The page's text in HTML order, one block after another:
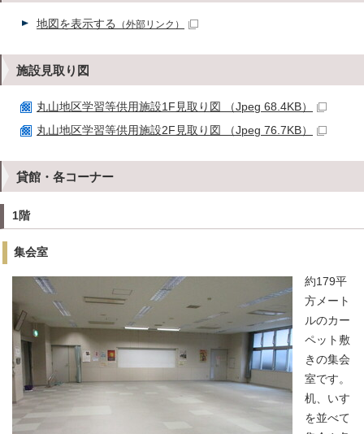
地図を表示する （外部リンク）
施設見取り図
丸山地区学習等供用施設1F見取り図 （Jpeg 68.4KB）
丸山地区学習等供用施設2F見取り図 （Jpeg 76.7KB）
貸館・各コーナー
1階
集会室
約179平
方メート
ルのカー
ペット敷
きの集会
室です。
机、いす
を並べて